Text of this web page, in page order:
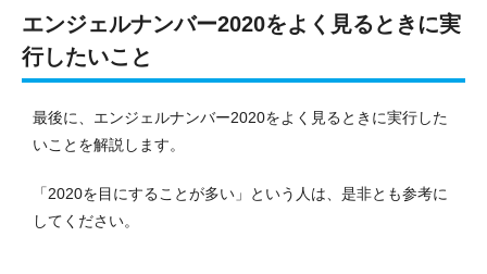
エンジェルナンバー2020をよく見るときに実
行したいこと
最後に、エンジェルナンバー2020をよく見るときに実行した
いことを解説します。
「2020を目にすることが多い」という人は、是非とも参考に
してください。